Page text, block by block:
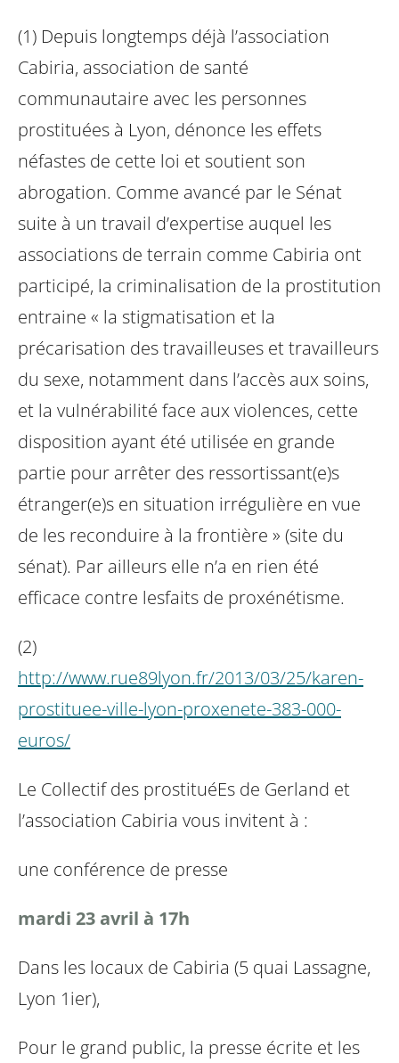
(1) Depuis longtemps déjà l’association
Cabiria, association de santé
communautaire avec les personnes
prostituées à Lyon, dénonce les effets
néfastes de cette loi et soutient son
abrogation. Comme avancé par le Sénat
suite à un travail d’expertise auquel les
associations de terrain comme Cabiria ont
participé, la criminalisation de la prostitution
entraine « la stigmatisation et la
précarisation des travailleuses et travailleurs
du sexe, notamment dans l’accès aux soins,
et la vulnérabilité face aux violences, cette
disposition ayant été utilisée en grande
partie pour arrêter des ressortissant(e)s
étranger(e)s en situation irrégulière en vue
de les reconduire à la frontière » (site du
sénat). Par ailleurs elle n’a en rien été
efficace contre lesfaits de proxénétisme.
(2)
http://www.rue89lyon.fr/2013/03/25/karen-
prostituee-ville-lyon-proxenete-383-000-
euros/
Le Collectif des prostituéEs de Gerland et
l’association Cabiria vous invitent à :
une conférence de presse
mardi 23 avril à 17h
Dans les locaux de Cabiria (5 quai Lassagne,
Lyon 1ier),
Pour le grand public, la presse écrite et les